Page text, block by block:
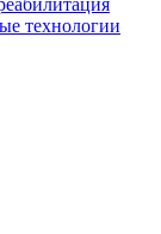
технологии